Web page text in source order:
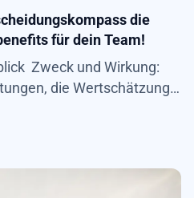
die
für dein Team!
Zweck und Wirkung:
die Wertschätzung
Employer Branding und
motivierte und